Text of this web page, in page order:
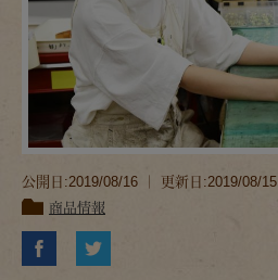
公開日:2019/08/16 ｜ 更新日:2019/08/15
商品情報